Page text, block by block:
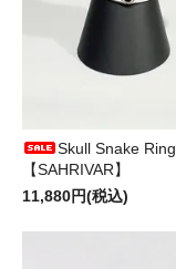
Skull Snake Ring
【SAHRIVAR】
11,880円(税込)